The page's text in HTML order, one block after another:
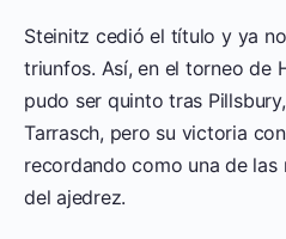
Steinitz cedió el título y ya
triunfos. Así, en el torneo de
pudo ser quinto tras
Tarrasch, pero su victoria
recordando como una de las
del ajedrez.